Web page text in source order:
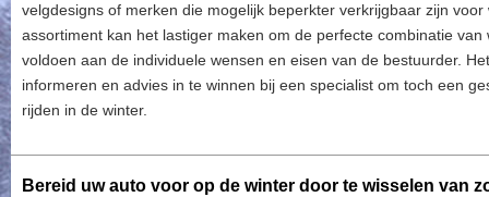
velgdesigns of merken die mogelijk beperkter verkrijgbaar zijn
assortiment kan het lastiger maken om de perfecte combinatie
voldoen aan de individuele wensen en eisen van de bestuurder.
informeren en advies in te winnen bij een specialist om toch een
rijden in de winter.
Bereid uw auto voor op de winter door te wisselen van